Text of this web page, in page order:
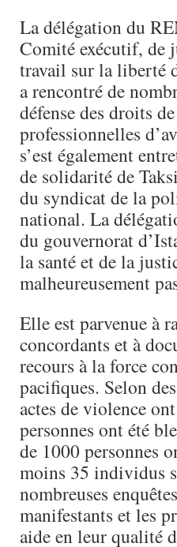
La délégation du
Comité exécutif, de
travail sur la liberté
a rencontré de
défense des droits
professionnelles
s’est également
de solidarité de
du syndicat de la
national. La
du gouvernorat
la santé et de la
malheureusement
Elle est parvenue à
concordants et à
recours à la force
pacifiques. Selon
actes de violence
personnes ont été
de 1000 personnes
moins 35 individus
nombreuses
manifestants et les
aide en leur qualité